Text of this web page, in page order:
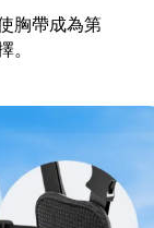
胸帶成為第
。